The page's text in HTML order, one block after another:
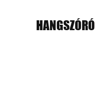
HANGSZÓRÓ